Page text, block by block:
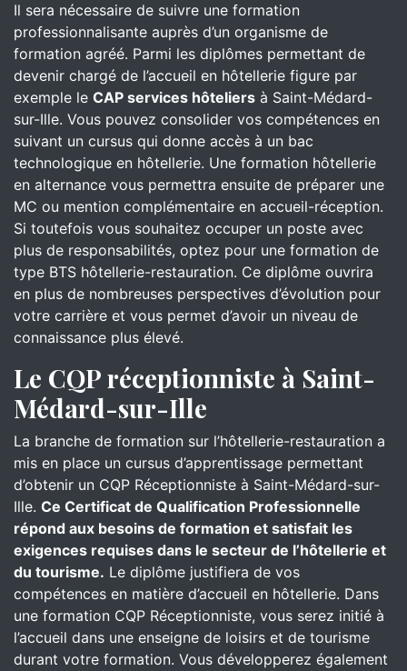
Il sera nécessaire de suivre une formation
professionnalisante auprès d’un organisme de
formation agréé. Parmi les diplômes permettant de
devenir chargé de l’accueil en hôtellerie figure par
exemple le CAP services hôteliers à Saint-Médard-
sur-Ille. Vous pouvez consolider vos compétences en
suivant un cursus qui donne accès à un bac
technologique en hôtellerie. Une formation hôtellerie
en alternance vous permettra ensuite de préparer une
MC ou mention complémentaire en accueil-réception.
Si toutefois vous souhaitez occuper un poste avec
plus de responsabilités, optez pour une formation de
type BTS hôtellerie-restauration. Ce diplôme ouvrira
en plus de nombreuses perspectives d’évolution pour
votre carrière et vous permet d’avoir un niveau de
connaissance plus élevé.
Le CQP réceptionniste à Saint-
Médard-sur-Ille
La branche de formation sur l’hôtellerie-restauration a
mis en place un cursus d’apprentissage permettant
d’obtenir un CQP Réceptionniste à Saint-Médard-sur-
Ille. Ce Certificat de Qualification Professionnelle
répond aux besoins de formation et satisfait les
exigences requises dans le secteur de l’hôtellerie et
du tourisme. Le diplôme justifiera de vos
compétences en matière d’accueil en hôtellerie. Dans
une formation CQP Réceptionniste, vous serez initié à
l’accueil dans une enseigne de loisirs et de tourisme
durant votre formation. Vous développerez également